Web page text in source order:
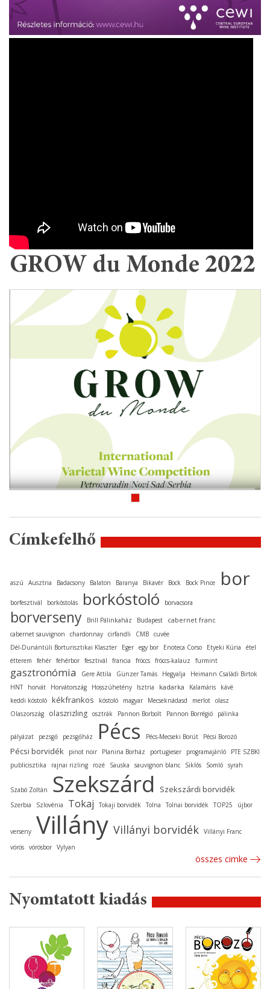
GROW du Monde 2022
Címkefelhő
aszú Ausztria Badacsony Balaton Baranya Bikavér Bock Bock Pince bor
borfesztivál borkóstolás borkóstoló borvacsora
borverseny Brill Pálinkaház Budapest cabernet franc
cabernet sauvignon chardonnay cirfandli CMB cuvée
Dél-Dunántúli Borturisztikai Klaszter
Eger egy bor Enoteca Corso Etyeki Kúria
étel
étterem
fehér fehérbor fesztivál francia fröccs fröccs-kalauz furmint
gasztronómia Gere Attila Günzer Tamás Hegyalja
Heimann Családi Birtok
HNT
horvát Horvátország Hosszúhetény Isztria kadarka Kalamáris
kávé
keddi kóstoló kékfrankos kóstoló magyar Mecseknádasd merlot olasz
Olaszország
olaszrizling osztrák Pannon Borbolt Pannon Borrégió pálinka
pályázat pezsgő pezsgőház Pécs Pécs-Mecseki Borút Pécsi Borozó
Pécsi borvidék pinot noir Planina Borház portugieser programajánló
PTE SZBKI
publicisztika
rajnai rizling rozé Sauska sauvignon blanc Siklós Somló syrah
Szabó Zoltán Szekszárd Szekszárdi borvidék
Szerbia Szlovénia Tokaj Tokaji borvidék Tolna Tolnai borvidék TOP25 újbor
verseny Villány Villányi borvidék Villányi Franc
vörös vörösbor Vylyan
összes cimke
Nyomtatott kiadás